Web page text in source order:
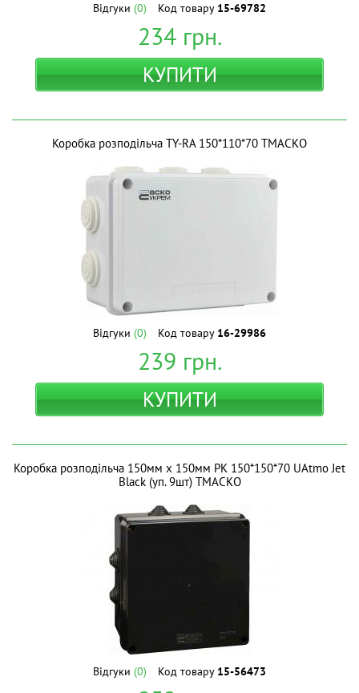
Відгуки (0) Код товару 15-69782
234грн.
КУПИТИ
Коробка розподільча TY-RA 150*110*70 ТМАСКО
Відгуки (0) Код товару 16-29986
239 грн.
КУПИТИ
Коробка розподільча 150мм х 150мм РК 150*150*70 UAtmo Jet
Black (уп. 9шт) ТМАСКО
Відгуки (0) Код товару 15-56473